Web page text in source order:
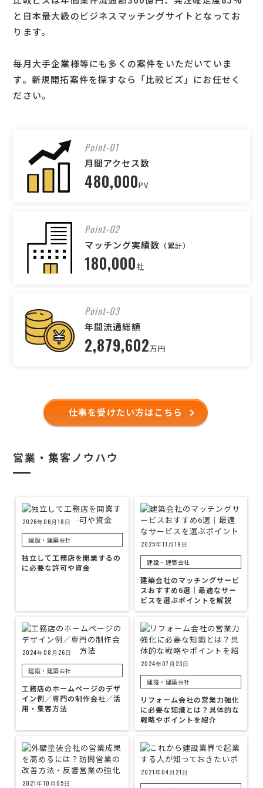
と日本最大級のビジネスマッチングサイトとなってお
ります。
毎月大手企業様等にも多くの案件をいただいていま
す。新規開拓案件を探すなら「比較ビズ」にお任せく
ださい。
Point-01
月間アクセス数
480,000PV
Point-02
マッチング実績数 （累計）
180,000社
Point-03
年間流通総額
2,879,602万円
仕事を受けたい方はこちら
営業・集客ノウハウ
2026年06月18日
建設・建築会社
独立して工務店を開業するの
に必要な許可や資金
2025年11月19日
建設・建築会社
建築会社のマッチングサービ
スおすすめ6選｜最適なサー
ビスを選ぶポイントを解説
2024年08月26日
建設・建築会社
工務店のホームページのデザ
イン例／専門の制作会社／活
用・集客方法
2024年07月23日
建設・建築会社
リフォーム会社の営業力強化
に必要な知識とは？具体的な
戦略やポイントを紹介
2021年10月05日
2021年04月21日